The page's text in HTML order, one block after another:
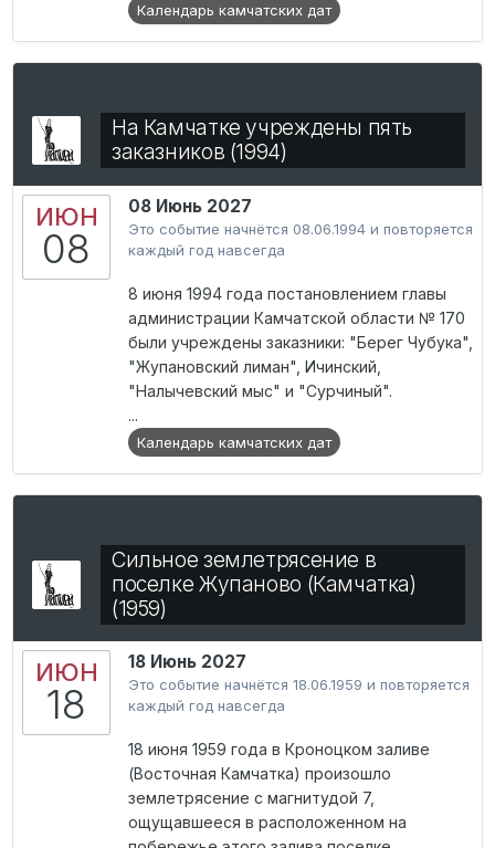
Календарь камчатских дат
На Камчатке учреждены пять
заказников (1994)
ИЮН
08
08 Июнь 2027
Это событие начнётся 08.06.1994 и повторяется
каждый год навсегда
8 июня 1994 года постановлением главы
администрации Камчатской области № 170
были учреждены заказники: "Берег Чубука",
"Жупановский лиман", Ичинский,
"Налычевский мыс" и "Сурчиный".
...
Календарь камчатских дат
Сильное землетрясение в
поселке Жупаново (Камчатка)
(1959)
ИЮН
18
18 Июнь 2027
Это событие начнётся 18.06.1959 и повторяется
каждый год навсегда
18 июня 1959 года в Кроноцком заливе
(Восточная Камчатка) произошло
землетрясение с магнитудой 7,
ощущавшееся в расположенном на